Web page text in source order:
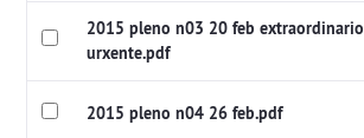
2015 pleno n03 20 feb extraordinario
urxente.pdf
2015 pleno n04 26 feb.pdf